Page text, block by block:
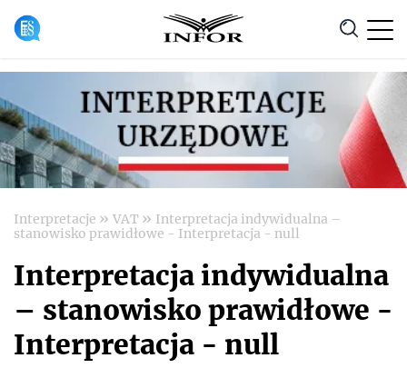
Anuluj
Interpretacje » VAT » Interpretacja indywidualna –
stanowisko prawidłowe - Interpretacja - null
Interpretacja indywidualna
– stanowisko prawidłowe -
Interpretacja - null